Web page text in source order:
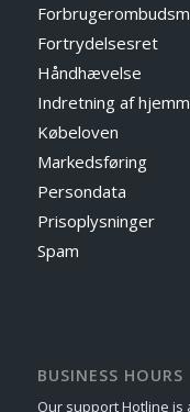
Fortrydelsesret
Håndhævelse
Indretning af
Købeloven
Markedsføring
Persondata
Prisoplysninger
Spam
BUSINESS HOURS
Our support Hotline is